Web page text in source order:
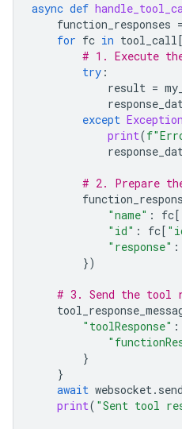
async def
function_responses =
for fc in tool_call[
# 1. Execute
try :
result =
except Exception
print(f
# 2. Prepare
"name" : fc[
"id" : fc[
"response" :
})
# 3. Send the tool
"toolResponse" :
}
}
await websocket. send
print( "Sent tool